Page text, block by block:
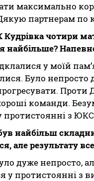
максимально
партнерам по
чотири
найбільше?
у моїй
Було непросто
Проти
команди.
протистоянні з
найбільш
але результату
дуже непросто,
у протистоянні з